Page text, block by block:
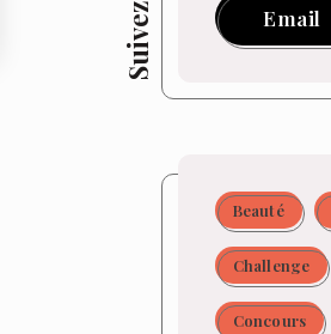
Email
Beauté
Challenge
Concours